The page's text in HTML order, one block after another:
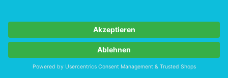
Note
Schlagworte
darstellung analyse
managements vergleich unternehmens- wettbewerbsstrategien
Produktsicherheit